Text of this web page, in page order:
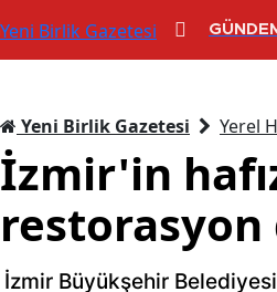
Yeni Birlik Gazetesi Yerel
İzmir'in
İzmir Büyükşehir